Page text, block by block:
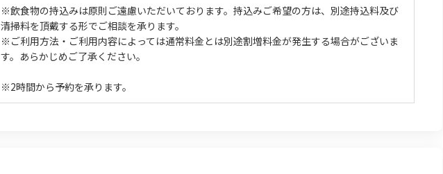
※飲食物の持込みは原則ご遠慮いただいております。持込みご希望の方は、別途持込料及び
清掃料を頂戴する形でご相談を承ります。
※ご利用方法・ご利用内容によっては通常料金とは別途割増料金が発生する場合がございま
す。あらかじめご了承ください。
※2時間から予約を承ります。